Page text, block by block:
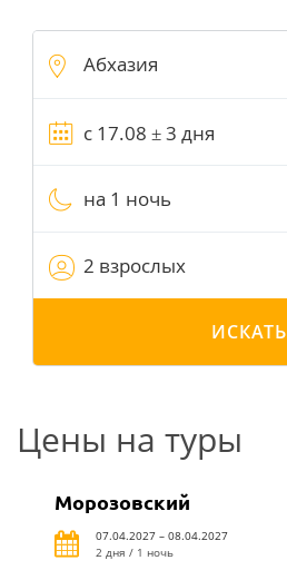
на 1 ночь
2 взрослых
ИСКАТЬ
Цены на туры
Морозовский
07.04.2027 – 08.04.2027
2 дня / 1 ночь